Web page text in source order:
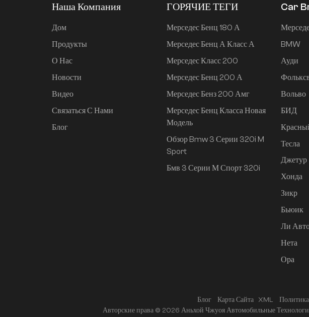
КИА
Чанган Авто
Хюндай
Я
Наша Компания
Дом
Продукты
О Нас
Новости
Видео
Связаться С Нами
Блог
ГОРЯЧИЕ ТЕГИ
Мерседес Бенц 180 А
Мерседес Бенц А Класс А
Мерседес Класс 200
Мерседес Бенц 200 А
Мерседес Бенз 200 Амг
Мерседес Бенц Класса Новая
Модель
Обзор Bmw 3 Серии 320i M
Sport
Бмв 3 Серии М Спорт 320i
Car
BMW
Ауди
Вольво
БИД
Тесла
Джетур
Хонда
Зикр
Бьюик
Ли
Нета
Ора
Блог Карта Сайта XML
Авторские права © 2026 Аньхой Чжуоя Автомобильные